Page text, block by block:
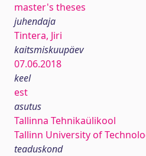
master's theses
juhendaja
Tintera, Jiri
kaitsmiskuupäev
07.06.2018
keel
est
asutus
Tallinna Tehnikaülikool
Tallinn University of
teaduskond